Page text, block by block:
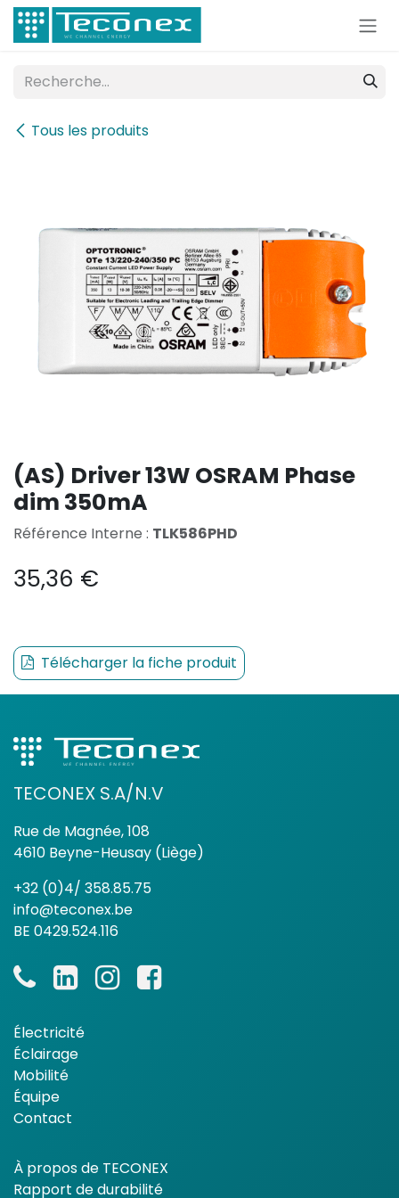
Se rendre au contenu
Tous les produits
(AS) Driver 13W OSRAM Phase
dim 350mA
Référence Interne : TLK586PHD
35,36 €
Télécharger la fiche produit
TECONEX S.A/N.V
Rue de Magnée, 108
4610 Beyne-Heusay (Liège)
+32 (0)4/ 358.85.75
info@teconex.be
BE 0429.524.116
Électricité
Éclairage
Mobilité
Équipe
Contact
À propos de TECONEX
Rapport de durabilité